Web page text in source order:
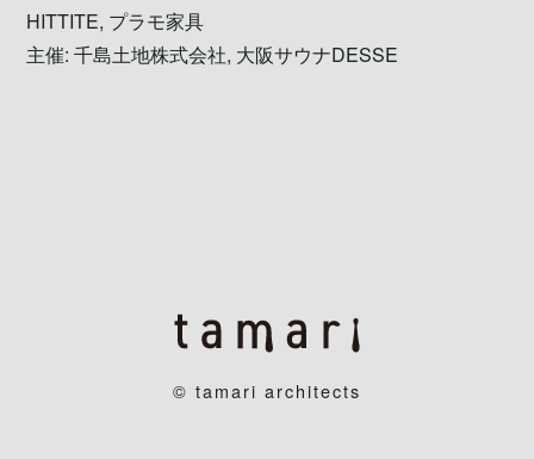
HITTITE, プラモ家具
主催: 千島土地株式会社, 大阪サウナDESSE
© tamari architects